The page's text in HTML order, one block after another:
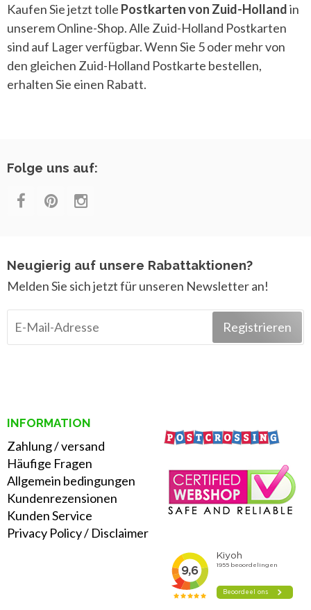
Kaufen Sie jetzt tolle Postkarten von Zuid-Hollandin
unserem Online-Shop. Alle Zuid-Holland Postkarten
sind auf Lager verfügbar. Wenn Sie 5 oder mehr von
den gleichen Zuid-Holland Postkarte bestellen,
erhalten Sie einen Rabatt.
Folge uns auf:
Neugierig auf unsere Rabattaktionen?
Melden Sie sich jetzt für unseren Newsletter an!
Registrieren
INFORMATION
Zahlung/versand
Häufige Fragen
Allgemein bedingungen
Kundenrezensionen
Kunden Service
Privacy Policy/ Disclaimer